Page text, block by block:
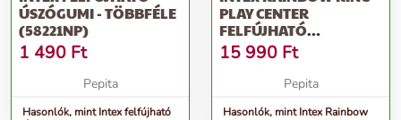
ÚSZÓGUMI - TÖBBFÉLE
(58221NP)
1 490 Ft
Pepita
Hasonlók, mint Intex felfújható
PLAY CENTER
FELFÚJHATÓ
GYEREKMEDENCE
297X193X1...
15 990 Ft
Pepita
Hasonlók, mint Intex Rainbow